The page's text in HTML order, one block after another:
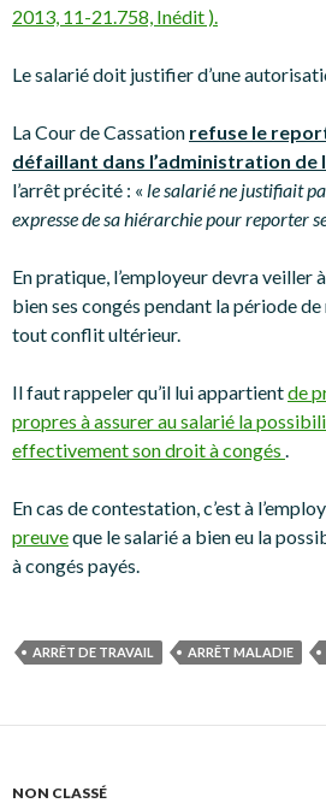
2013, 11-21.758, Inédit ).
Le salarié doit justifier d’une
La Cour de Cassation refuse le
défaillant dans l’administration de
l’arrêt précité : « le salarié ne justifiait
expresse de sa hiérarchie pour reporter
En pratique, l’employeur devra veiller
bien ses congés pendant la période
tout conflit ultérieur.
Il faut rappeler qu’il lui appartientde
propres à assurer au salarié la
effectivement son droit à congés .
En cas de contestation, c’est à
preuveque le salarié a bien eu la
à congés payés.
ARRÊT DE TRAVAIL ARRÊT MALADIE
NON CLASSÉ